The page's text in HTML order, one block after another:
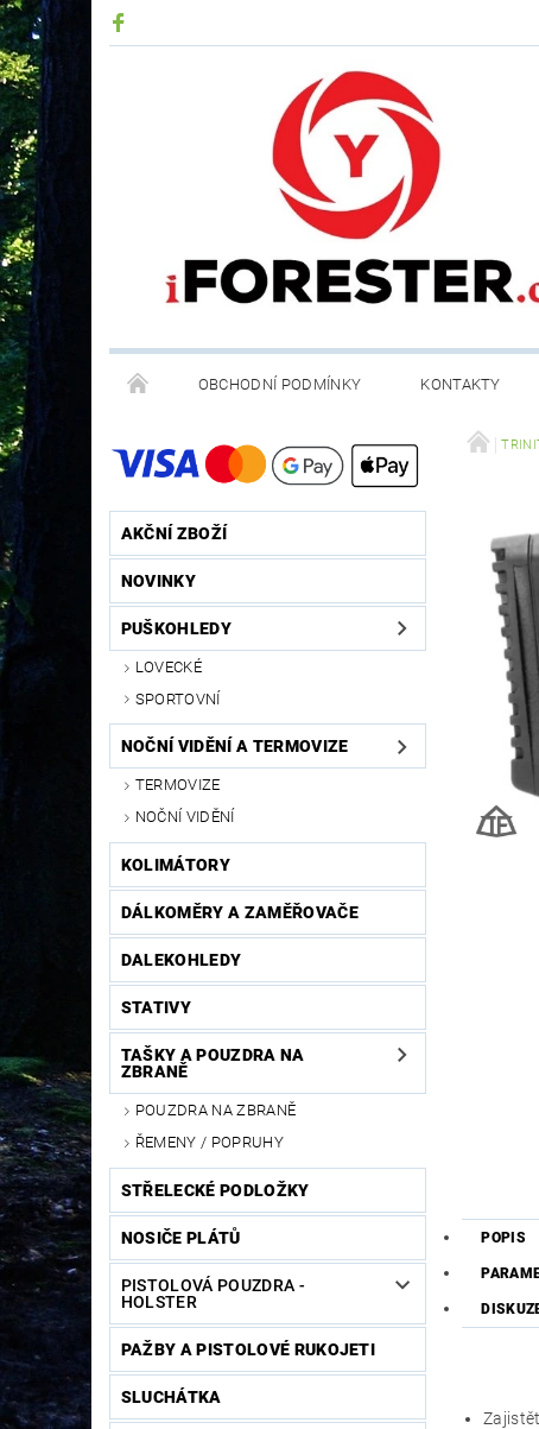
OBCHODNÍ PODMÍNKY KONTAKTY
RECYKLACE ELEKTROODPADU A BATERIÍ
AKČNÍ ZBOŽÍ
NOVINKY
PUŠKOHLEDY
LOVECKÉ
SPORTOVNÍ
NOČNÍ VIDĚNÍ A TERMOVIZE
TERMOVIZE
NOČNÍ VIDĚNÍ
KOLIMÁTORY
DÁLKOMĚRY A ZAMĚŘOVAČE
DALEKOHLEDY
STATIVY
TAŠKY A POUZDRA NA
ZBRANĚ
POUZDRA NA ZBRANĚ
ŘEMENY / POPRUHY
STŘELECKÉ PODLOŽKY
NOSIČE PLÁTŮ
PISTOLOVÁ POUZDRA -
HOLSTER
PAŽBY A PISTOLOVÉ RUKOJETI
SLUCHÁTKA
POPIS